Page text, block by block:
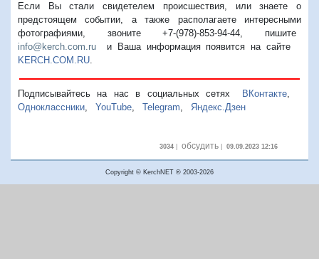
Если Вы стали свидетелем происшествия, или знаете о
предстоящем событии, а также располагаете интересными
фотографиями, звоните +7-(978)-853-94-44, пишите
info@kerch.com.ru и Ваша информация появится на сайте
KERCH.COM.RU.
Подписывайтесь на нас в социальных сетях ВКонтакте,
Одноклассники, YouTube, Telegram, Яндекс.Дзен
3034| обсудить| 09.09.2023 12:16
Copyright © KerchNET ® 2003-2026